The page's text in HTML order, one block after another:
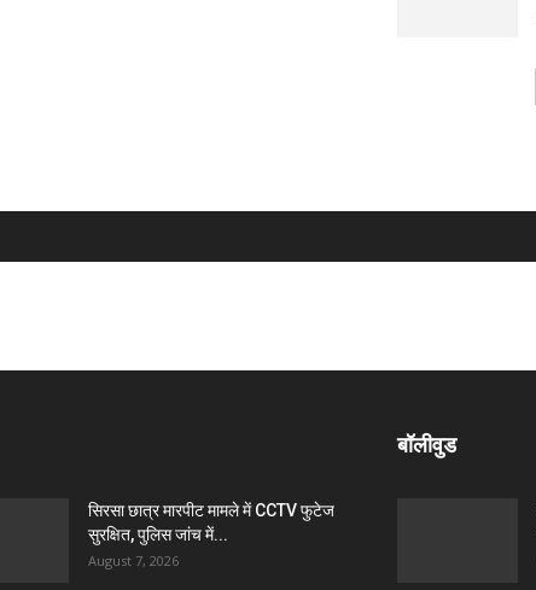
सिरसा छात्र मारपीट मामले में CCTV फुटेज
सुरक्षित, पुलिस जांच में...
August 7, 2026
बॉलीवुड